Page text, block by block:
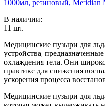
1000мл, резиновый,
В наличии:
11 шт.
Медицинские пузыри для
устройства,
охлаждения тела. Они
практике для снижения
ускорения процесса
Медицинские пузыри для